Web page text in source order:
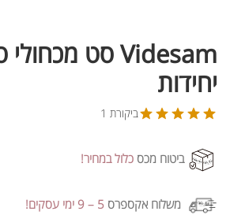
יחידות
ביקורת 1
ביטוח מכס כלול במחיר!
משלוח אקספרס 5 – 9 ימי עסקים!